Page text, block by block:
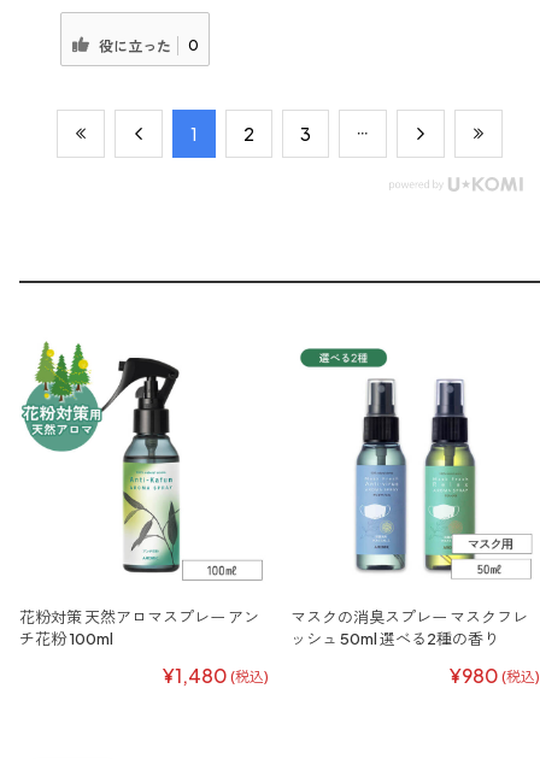
役に立った 0
​1 ​2 ​3
花粉対策 天然アロマスプレー アン
チ花粉 100ml
¥1,480 (税込)
マスクの消臭スプレー マスクフレ
ッシュ 50ml 選べる2種の香り
¥980 (税込)